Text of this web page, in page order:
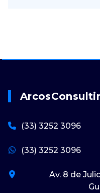
(33) 3252 3096
(33) 3252 3096
Av. 8 de